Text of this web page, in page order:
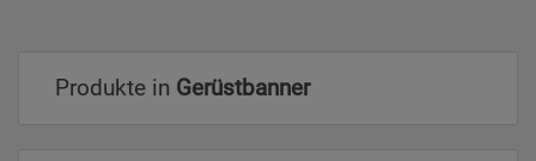
Produkte in Gerüstbanner